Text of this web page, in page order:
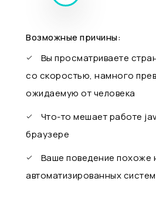
Возможные причины:
Вы просматриваете
со скоростью, намного
ожидаемую от человека
Что-то мешает работе
браузере
Ваше поведение похоже
автоматизированных систем